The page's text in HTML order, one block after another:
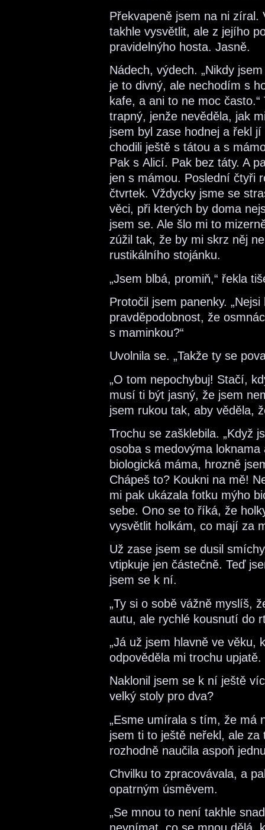
Překvapeně jsem na ni zíral.
takhle vysvětlit, ale z jejího
pravidelnýho hosta. Jasně.
Nádech, výdech. „Nikdy
je to divný, ale nechodím s
kafe, a ani to ne moc
trapný, jenže nevěděla, jak
jsem byl zase hodnej a řekl
chodili ještě s tátou a s
Pak s Alicí. Pak bez táty. A
jen s mámou. Poslední čtyři
čtvrtek. Vždycky jsme se
věci, při kterých by doma
jsem se. Ale šlo mi to
zúžil tak, že by mi skrz něj
rustikálního stojánku.
„Jsem blbá, promiň,“ řekla
Protočil jsem panenky.
pravděpodobnost, že
s maminkou?“
Uvolnila se. „Takže ty se
„O tom nepochybuj! Stačí,
musí ti být jasný, že jsem
jsem rukou tak, aby věděla,
Trochu se zašklebila. „Když
osoba s medovýma
biologická máma, hrozně
Chápeš to? Koukni na mě!
mi pak ukázala fotku mýho
sebe. Ono se to říká, že
vysvětlit holkám, co mají za
Už zase jsem se dusil
vtipkuje jen částečně. Teď
jsem se k ní.
„Ty si o sobě vážně myslíš,
autu, ale rychlé kousnutí do
„Já už jsem hlavně ve věku,
odpověděla mi trochu upjatě.
Naklonil jsem se k ní ještě
velký stoly pro dva?
„Esme umírala s tím, že má
jsem ti to ještě neřekl, ale
rozhodně naučila aspoň
Chvilku to zpracovávala, a
opatrným úsměvem.
„Se mnou to není takhle